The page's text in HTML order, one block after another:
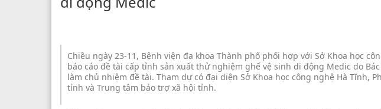
Chiều ngày 23-11, Bệnh viện đa khoa Thành phố phối hợp với Sở Khoa học
báo cáo đề tài cấp tỉnh sản xuất thử nghiệm ghế vệ sinh di động Medic do
làm chủ nhiệm đề tài. Tham dự có đại diện Sở Khoa học công nghệ Hà Tĩnh,
tỉnh và Trung tâm bảo trợ xã hội tỉnh.